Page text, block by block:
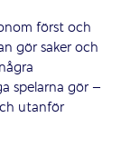
först och
gör saker och
spelarna gör –
utanför